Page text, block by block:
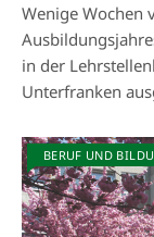
Wenige Wochen
in der
Unterfranken
BERUF UND